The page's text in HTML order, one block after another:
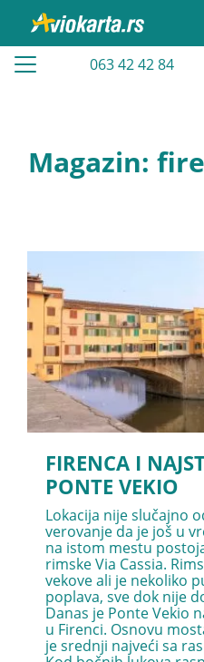
063 42 42 84
Magazin:
FIRENCA I
PONTE VEKIO
Lokacija nije slučajno
verovanje da je još u
na istom mestu
rimske Via Cassia.
vekove ali je nekoliko
poplava, sve dok nije
Danas je Ponte Vekio
u Firenci. Osnovu
je srednji najveći sa